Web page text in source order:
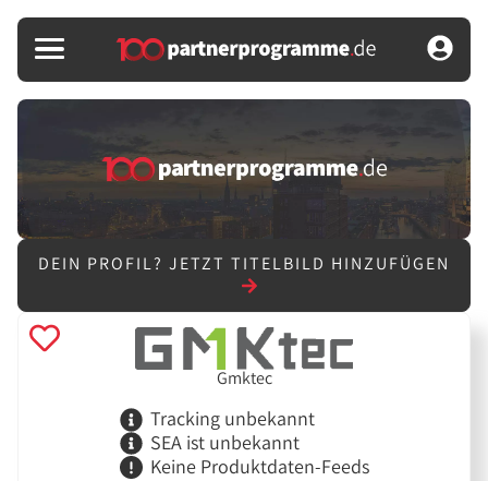
DEIN PROFIL? JETZT TITELBILD HINZUFÜGEN
Gmktec
Tracking unbekannt
SEA ist unbekannt
Keine Produktdaten-Feeds